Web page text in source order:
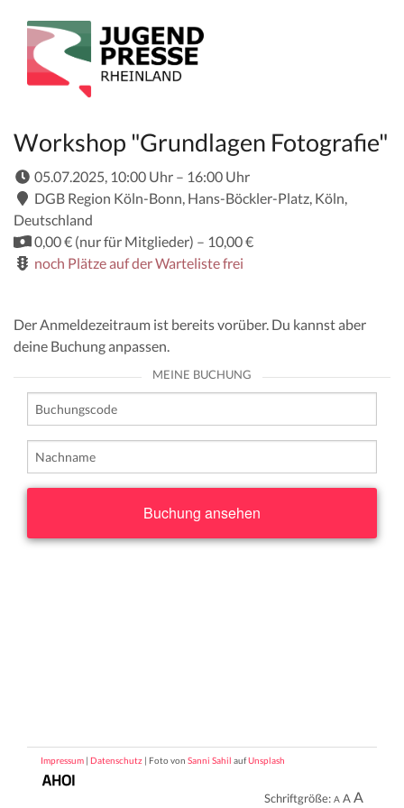
Workshop "Grundlagen Fotografie"
05.07.2025, 10:00 Uhr – bis
16:00 Uhr
DGB Region Köln-Bonn, Hans-Böckler-Platz, Köln,
Deutschland
0,00 € (nur für Mitglieder) – bis
10,00 €
noch Plätze auf der Warteliste frei
Der Anmeldezeitraum ist bereits vorüber. Du kannst aber
deine Buchung anpassen.
MEINE BUCHUNG
Impressum | Datenschutz | Foto von Sanni Sahil aufUnsplash
Schriftgröße: A AA